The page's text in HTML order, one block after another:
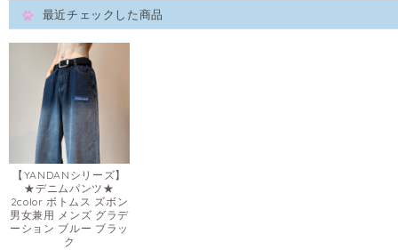
最近チェックした商品
【YANDANシリーズ】
★デニムパンツ★
2color ボトムス ズボン
男女兼用 メンズ グラデ
ーション ブルー ブラッ
ク